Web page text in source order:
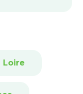
Loire